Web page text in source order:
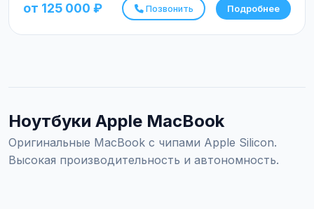
от 125 000 ₽ Позвонить Подробнее
Ноутбуки Apple MacBook
Оригинальные MacBook с чипами Apple Silicon.
Высокая производительность и автономность.